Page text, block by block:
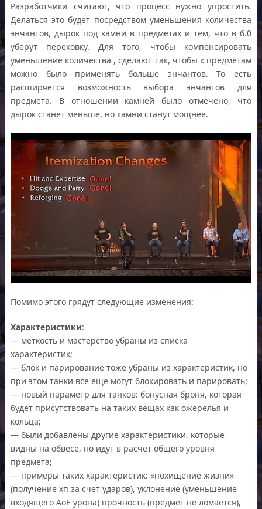
Разработчики считают, что процесс нужно упростить.
Делаться это будет посредством уменьшения количества
энчантов, дырок под камни в предметах и тем, что в 6.0
уберут перековку. Для того, чтобы компенсировать
уменьшение количества , сделают так, чтобы к предметам
можно было применять больше энчантов. То есть
расширяется возможность выбора энчантов для
предмета. В отношении камней было отмечено, что
дырок станет меньше, но камни станут мощнее.
Помимо этого грядут следующие изменения:
Характеристики:
— меткость и мастерство убраны из списка
характеристик;
— блок и парирование тоже убраны из характеристик, но
при этом танки все еще могут блокировать и парировать;
— новый параметр для танков: бонусная броня, которая
будет присутствовать на таких вещах как ожерелья и
кольца;
— были добавлены другие характеристики, которые
видны на обвесе, но идут в расчет общего уровня
предмета;
— примеры таких характеристик: «похищение жизни»
(получение хп за счет ударов), уклонение (уменьшение
входящего АоЕ урона) прочность (предмет не ломается),